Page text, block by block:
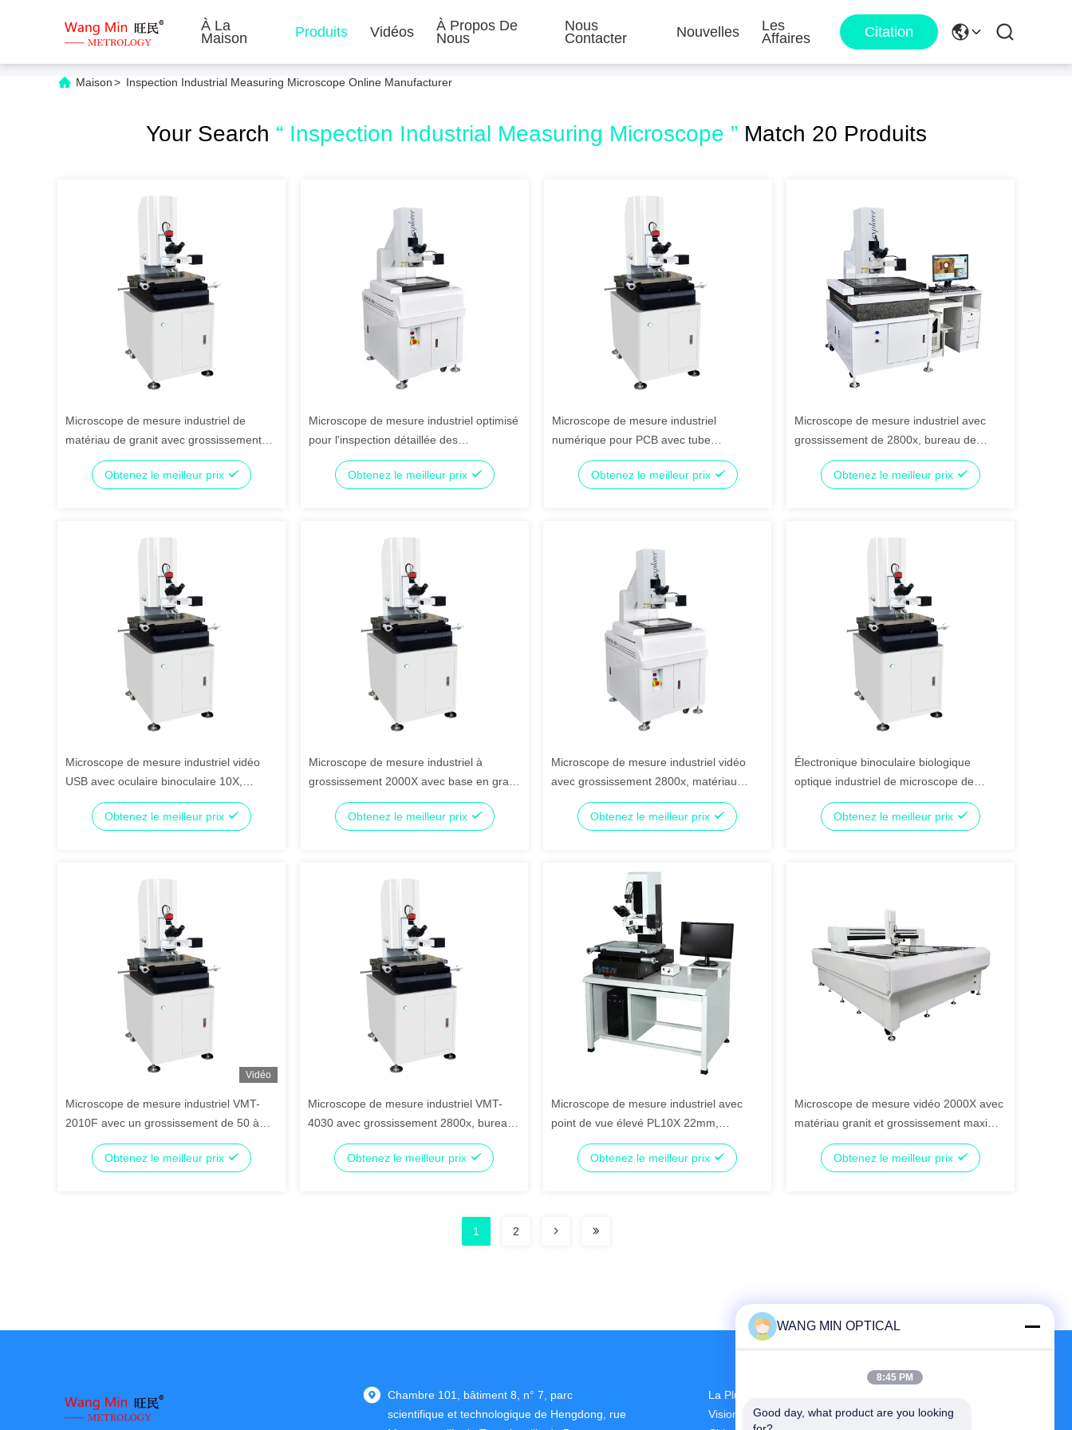
À La
Maison
Produits Vidéos
À Propos De
Nous
Nous
Contacter
Nouvelles
Les
Affaires
Citation
Maison> Inspection Industrial Measuring Microscope Online Manufacturer
Your Search “ Inspection Industrial Measuring Microscope ”Match 20 Produits
Microscope de mesure industriel de
matériau de granit avec grossissement
2800x et déplacement de travail
400x300x200mm
Obtenez le meilleur prix
Microscope de mesure industriel optimisé
pour l'inspection détaillée des
composants et la mesure précise en
assurance industrielle
Obtenez le meilleur prix
Microscope de mesure industriel
numérique pour PCB avec tube
trinoculaire, grossissement 2800x et base
en granitObtenez le meilleur prix
Microscope de mesure industriel avec
grossissement de 2800x, bureau de
travail en granit et résolution de 0,005
mm pour inspection de précision
Obtenez le meilleur prix
Microscope de mesure industriel vidéo
USB avec oculaire binoculaire 10X,
résolution 0,0005 mm et grossissement
2800X
Obtenez le meilleur prix
Microscope de mesure industriel à
grossissement 2000X avec base en granit
et certifié ISO9001 pour l'inspection de
précisionObtenez le meilleur prix
Microscope de mesure industriel vidéo
avec grossissement 2800x, matériau
granitique et logiciel WM-3D pour
électronique et matériel.
Obtenez le meilleur prix
Électronique binoculaire biologique
optique industriel de microscope de
mesure de laboratoire médical
Obtenez le meilleur prix
Vidéo
Microscope de mesure industriel VMT-
2010F avec un grossissement de 50 à
500 fois, certifié ISO9001 pour la mesure
d'images de haute précision
Obtenez le meilleur prix
Microscope de mesure industriel VMT-
4030 avec grossissement 2800x, bureau
de travail en granit et positionnement à
vis de précision
Obtenez le meilleur prix
Microscope de mesure industriel avec
point de vue élevé PL10X 22mm,
grossissement 50X-500X et matériau
granitiqueObtenez le meilleur prix
Microscope de mesure vidéo 2000X avec
matériau granit et grossissement maximal
de 2800X pour les tests médicaux
industrielsObtenez le meilleur prix
1 2
Chambre 101, bâtiment 8, n° 7, parc
scientifique et technologique de Hengdong, rue
La Plus Grande R & D Et La Production CNC
Vision Measuring Machine Fournisseur En
WANG MIN OPTICAL
8:45 PM
Good day, what product are you looking